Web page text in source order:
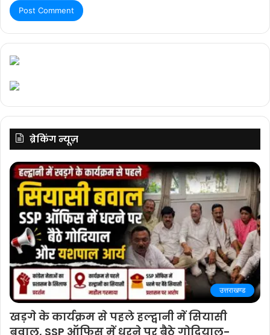
ब्रेकिंग न्यूज़
उत्तराखण्ड
खड़गे के कार्यक्रम से पहले हल्द्वानी में सियासी
बवाल, SSP ऑफिस में धरने पर बैठे गोदियाल-